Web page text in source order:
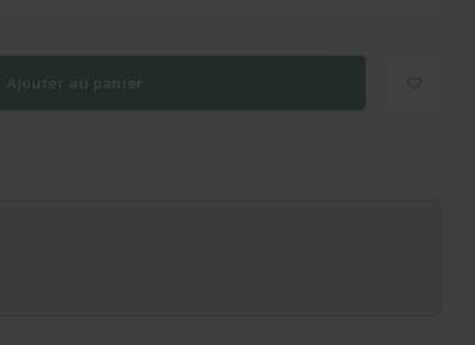
Ajouter au panier